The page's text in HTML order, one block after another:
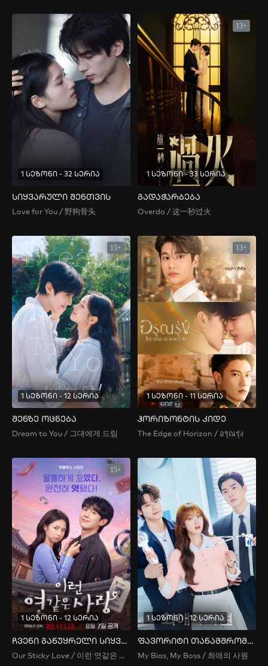
1 სეზონი - 32 სერია
სიყვარული შენთვის
Love for You / 野狗骨头
13+
1 სეზონი - 33 სერია
გადაჭარბება
Overdo / 这一秒过火
15+
1 სეზონი - 12 სერია
შენზე ოცნება
Dream to You / 그대에게 드림
13+
1 სეზონი - 11 სერია
ჰორიზონტის კიდე
The Edge of Horizon / อรุณรุ่ง
15+
1 სეზონი - 12 სერია
ჩვენი განუყრელი სიყვარული
Our Sticky Love / 이런 엿같은 사랑
1 სეზონი - 12 სერია
ფავორიტი თანამშრომელი
My Bias, My Boss / 최애의 사원